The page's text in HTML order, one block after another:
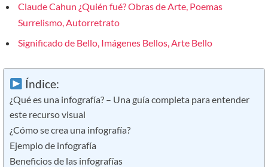
Claude Cahun ¿Quién fué? Obras de Arte, Poemas
Surrelismo, Autorretrato
Significado de Bello, Imágenes Bellos, Arte Bello
Índice:
¿Qué es una infografía? – Una guía completa para entender
este recurso visual
¿Cómo se crea una infografía?
Ejemplo de infografía
Beneficios de las infografías